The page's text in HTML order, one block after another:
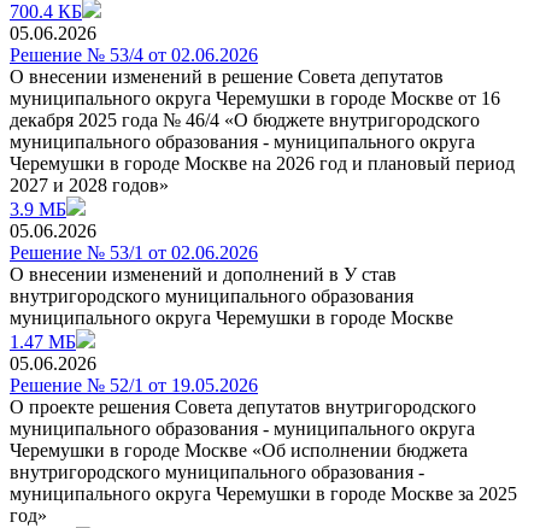
700.4 КБ
05.06.2026
Решение № 53/4 от 02.06.2026
О внесении изменений в решение Совета депутатов
муниципального округа Черемушки в городе Москве от 16
декабря 2025 года № 46/4 «О бюджете внутригородского
муниципального образования - муниципального округа
Черемушки в городе Москве на 2026 год и плановый период
2027 и 2028 годов»
3.9 МБ
05.06.2026
Решение № 53/1 от 02.06.2026
О внесении изменений и дополнений в У став
внутригородского муниципального образования
муниципального округа Черемушки в городе Москве
1.47 МБ
05.06.2026
Решение № 52/1 от 19.05.2026
О проекте решения Совета депутатов внутригородского
муниципального образования - муниципального округа
Черемушки в городе Москве «Об исполнении бюджета
внутригородского муниципального образования -
муниципального округа Черемушки в городе Москве за 2025
год»